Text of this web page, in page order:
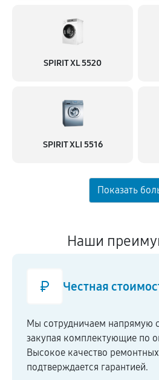
SPIRIT XL 5520
SPIRIT XLI 5516
Наши
Честная
Мы сотрудничаем напрямую
закупая комплектующие по
Высокое качество
подтверждается гарантией.